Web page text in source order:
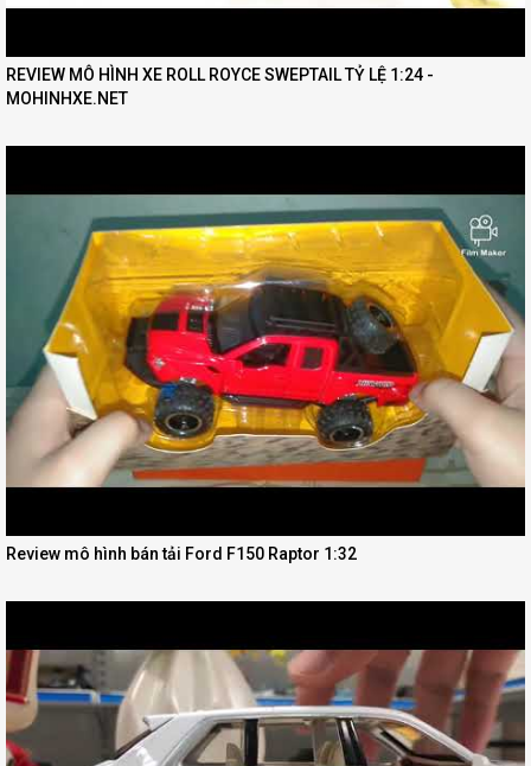
REVIEW MÔ HÌNH XE ROLL ROYCE SWEPTAIL TỶ LỆ 1:24 -
MOHINHXE.NET
Review mô hình bán tải Ford F150 Raptor 1:32